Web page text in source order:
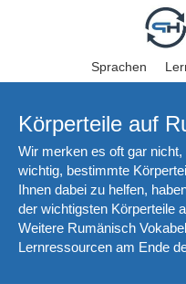
Sprachen
Körperteile auf
Wir merken es oft gar
wichtig, bestimmte
Ihnen dabei zu helfen,
der wichtigsten Körperteile
Weitere Rumänisch
Lernressourcen am Ende